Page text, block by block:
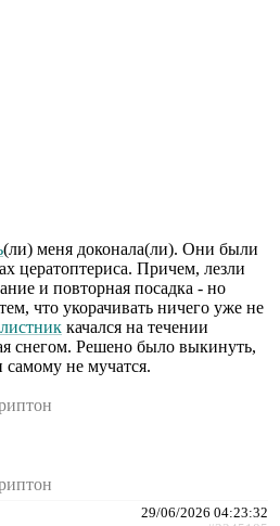
(ли) меня доконала(ли). Они были
цератоптериса. Причем, лезли
и повторная посадка - но
что укорачивать ничего уже не
качался на течении
снегом. Решено было выкинуть,
самому не мучатся.
29/06/2026 04:23:32